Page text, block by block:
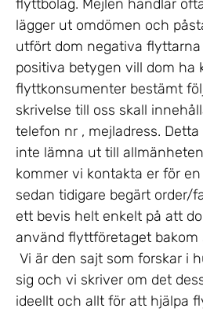
flyttbolag. Mejlen handlar
lägger ut omdömen och
utfört dom negativa
positiva betygen vill dom ha
flyttkonsumenter bestämt
skrivelse till oss skall
telefon nr , mejladress.
inte lämna ut till
kommer vi kontakta er för
sedan tidigare begärt
ett bevis helt enkelt på att
använd flyttföretaget bakom
Vi är den sajt som forskar i
sig och vi skriver om det
ideellt och allt för att hjälpa